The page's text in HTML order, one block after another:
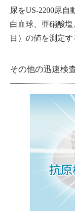
尿をUS-2200尿自
白血球、亜硝酸
目）の値を測定す
その他の迅速検